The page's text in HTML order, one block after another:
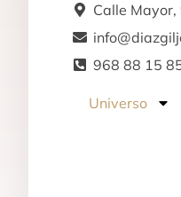
Calle
968 88 15
Universo